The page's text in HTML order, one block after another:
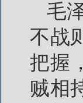
毛
不战
把握
贼相